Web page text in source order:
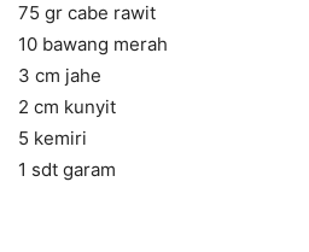
75 gr cabe rawit
10 bawang merah
3 cm jahe
2 cm kunyit
5 kemiri
1 sdt garam